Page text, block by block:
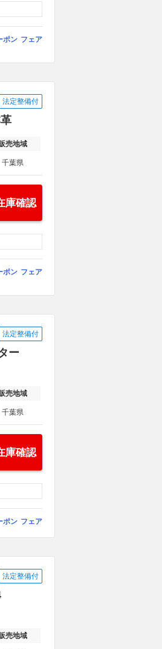
ポン フェア
法定整備付
売地域
千葉県
庫確認
ポン フェア
法定整備付
ー
売地域
千葉県
庫確認
ポン フェア
法定整備付
売地域